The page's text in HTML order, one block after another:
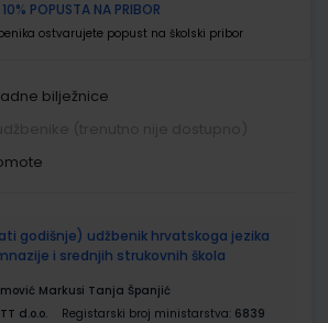
10% POPUSTA NA PRIBOR
ostvarujete popust na školski pribor
bilježnice
godišnje) udžbenik hrvatskoga jezika
i srednjih strukovnih škola
Markusi Tanja Španjić
d.o.o. Registarski broj ministarstva: 6839